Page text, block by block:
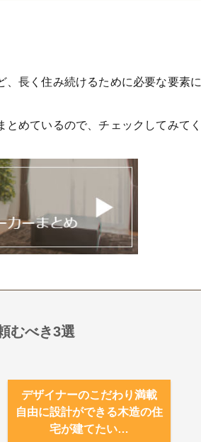
長く住み続けるために必要な要素に
めているので、チェックしてみてく
むべき3選
デザイナーのこだわり満載
自由に設計ができる木造の住
宅が建てたい…